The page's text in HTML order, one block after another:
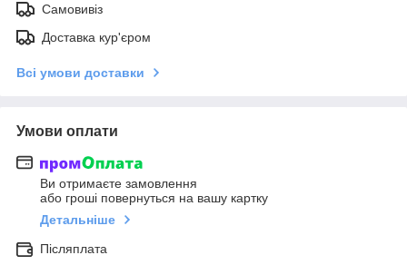
Самовивіз
Доставка кур'єром
Всі умови доставки
Умови оплати
Ви отримаєте замовлення
або гроші повернуться на вашу картку
Детальніше
Післяплата